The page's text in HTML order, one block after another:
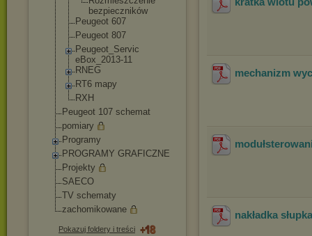
bezpieczników
Peugeot 607
Peugeot 807
Peugeot_Servic
eBox_2013-11
RNEG
RT6 mapy
RXH
Peugeot 107 schemat
pomiary
Programy
PROGRAMY GRAFICZNE
Projekty
SAECO
TV schematy
zachomikowane
Pokazuj foldery i treści
mechanizm
nakładka